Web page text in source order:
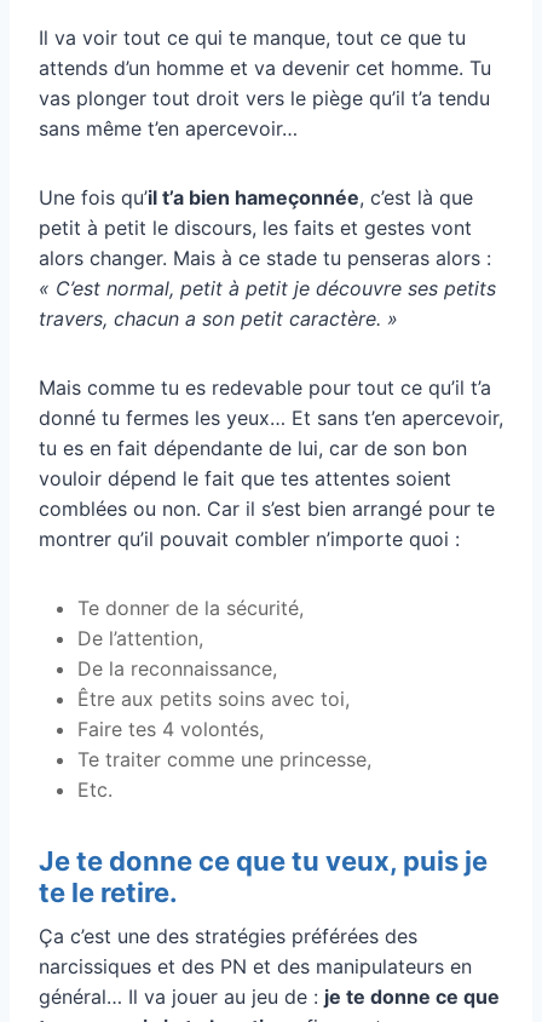
Il va voir tout ce qui te manque, tout ce que tu
attends d’un homme et va devenir cet homme. Tu
vas plonger tout droit vers le piège qu’il t’a tendu
sans même t’en apercevoir…
Une fois qu’il t’a bien hameçonnée, c’est là que
petit à petit le discours, les faits et gestes vont
alors changer. Mais à ce stade tu penseras alors :
« C’est normal, petit à petit je découvre ses petits
travers, chacun a son petit caractère. »
Mais comme tu es redevable pour tout ce qu’il t’a
donné tu fermes les yeux… Et sans t’en apercevoir,
tu es en fait dépendante de lui, car de son bon
vouloir dépend le fait que tes attentes soient
comblées ou non. Car il s’est bien arrangé pour te
montrer qu’il pouvait combler n’importe quoi :
Te donner de la sécurité,
De l’attention,
De la reconnaissance,
Être aux petits soins avec toi,
Faire tes 4 volontés,
Te traiter comme une princesse,
Etc.
Je te donne ce que tu veux, puis je
te le retire.
Ça c’est une des stratégies préférées des
narcissiques et des PN et des manipulateurs en
général… Il va jouer au jeu de : je te donne ce que